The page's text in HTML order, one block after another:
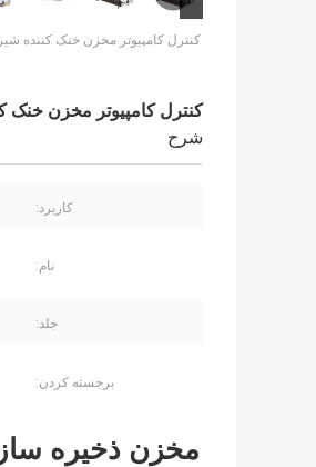
کنترل کامپیوتر مخزن خنک کننده
کنترل کامپیوتر مخزن خنک
شرح
کاربرد:
نام:
جلد:
برجسته کردن: